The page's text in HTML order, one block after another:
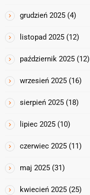
grudzień 2025 (4)
listopad 2025 (12)
październik 2025 (12)
wrzesień 2025 (16)
sierpień 2025 (18)
lipiec 2025 (10)
czerwiec 2025 (11)
maj 2025 (31)
kwiecień 2025 (25)